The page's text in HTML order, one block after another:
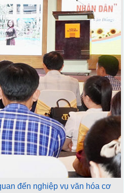
đến nghiệp vụ văn hóa cơ